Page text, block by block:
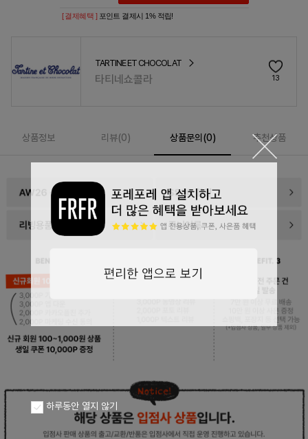
PAYCO 바로구
[ 결제혜택 ] 포인트 결제시 1% 적립!
TARTINE ET CHOCOLAT
타티네쇼콜라 13
상품정보 리뷰(0) 상품문의(0) 추천상품
하루동안 열지 않기